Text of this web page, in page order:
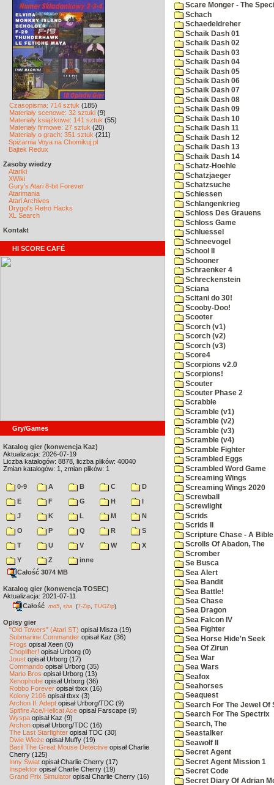
Czasopisma: 714 sztuk (185)
Materiały scenowe: 32 sztuki (9)
Materiały książkowe: 141 sztuk (55)
Materiały firmowe: 27 sztuk (20)
Materiały o grach: 351 sztuk (211)
Spiżarnia Voya na Chomikuj.pl
Bajtek Redux
Zasoby wiedzy
Atariki
XWiki
Gury's Atari 8-bit Forever
Atarimania
Atari Archives
Drygol's Retro Hacks
XL Search
Kontakt
HI SCORE CAFÉ
Gry/Games
Katalog gier (konwencja Kaz)
Aktualizacja: 2026-07-19
Liczba katalogów: 8878, liczba plików: 40040
Zmian katalogów: 1, zmian plików: 1
0-9 A B C
D
E
F G H
I
J
K L M
N
O
P Q R
S
T
U V W
X
Y
Z
inne
Całość 3074 MB
Katalog gier (konwencja TOSEC)
Aktualizacja: 2021-07-11
Całość md5 sha (7-Zip TUGZip)
Opisy gier
"Old Towers" (Atari ST) opisał Misza (19)
Submarine Commander opisał Kaz (36)
Frogs opisał Xeen (0)
Choplifter! opisał Urborg (0)
Joust opisał Urborg (17)
Commando opisał Urborg (35)
Mario Bros opisał Urborg (13)
Xenophobe opisał Urborg (36)
Robbo Forever opisał tbxx (16)
Kolony 2106 opisał tbxx (3)
Archon II: Adept opisał Urborg/TDC (9)
Spitfire Ace/Hellcat Ace opisał Farscape (9)
Wyspa opisał Kaz (9)
Archon opisał Urborg/TDC (16)
The Last Starfighter opisał TDC (30)
Dwie Wieże opisał Muffy (19)
Basil The Great Mouse Detective opisał Charlie
Cherry (125)
Inny Świat opisał Charlie Cherry (17)
Inspektor opisał Charlie Cherry (19)
Grand Prix Simulator opisał Charlie Cherry (16)
Scare Monger - The
Schach
Schaedeldreher
Schaik Dash 01
Schaik Dash 02
Schaik Dash 03
Schaik Dash 04
Schaik Dash 05
Schaik Dash 06
Schaik Dash 07
Schaik Dash 08
Schaik Dash 09
Schaik Dash 10
Schaik Dash 11
Schaik Dash 12
Schaik Dash 13
Schaik Dash 14
Schatz-Hoehle
Schatzjaeger
Schatzsuche
Schiessen
Schlangenkrieg
Schloss Des Grauens
Schloss Game
Schluessel
Schneevogel
School II
Schooner
Schraenker 4
Schreckenstein
Sciana
Scitani do 30!
Scooby-Doo!
Scooter
Scorch (v1)
Scorch (v2)
Scorch (v3)
Score4
Scorpions v2.0
Scorpions!
Scouter
Scouter Phase 2
Scrabble
Scramble (v1)
Scramble (v2)
Scramble (v3)
Scramble (v4)
Scramble Fighter
Scrambled Eggs
Scrambled Word Game
Screaming Wings
Screaming Wings 2020
Screwball
Screwlight
Scrids
Scrids II
Scripture Chase - A Bible
Scrolls Of Abadon, The
Scromber
Se Busca
Sea Alert
Sea Bandit
Sea Battle!
Sea Chase
Sea Dragon
Sea Falcon IV
Sea Fighter
Sea Horse Hide'n Seek
Sea Of Zirun
Sea War
Sea Wars
Seafox
Seahorses
Seaquest
Search For The Jewel Of
Search For The Spectrix
Search, The
Seastalker
Seawolf II
Secret Agent
Secret Agent Mission 1
Secret Code
Secret Diary Of Adrian